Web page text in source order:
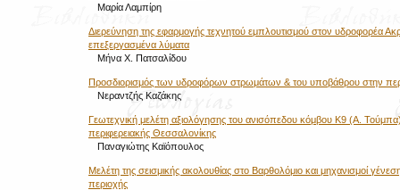
Μαρία Λαμπίρη
Διερεύνηση της εφαρμογής τεχνητού εμπλουτισμού στον υδροφορέα
επεξεργασμένα λύματα
Μήνα Χ. Πατσαλίδου
Προσδιορισμός των υδροφόρων στρωμάτων & του υποβάθρου στην
Νεραντζής Καζάκης
Γεωτεχνική μελέτη αξιολόγησης του ανισόπεδου κόμβου Κ9 (Α. Τούμπα)
περιφερειακής Θεσσαλονίκης
Παναγιώτης Καϊόπουλος
Μελέτη της σεισμικής ακολουθίας στο Βαρθολόμιο και μηχανισμοί
περιοχής